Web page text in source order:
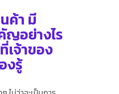
ค้า มี
ญอย่างไร
เจ้าของ
งรู้